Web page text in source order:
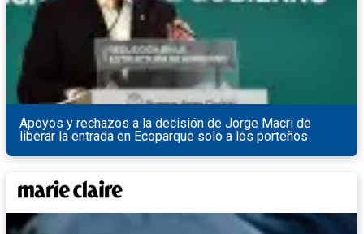
Apoyos y rechazos a la decisión de Jorge Macri de
liberar la entrada en Ecoparque solo a los porteños